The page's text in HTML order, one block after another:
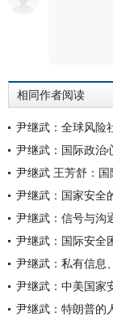
相同作者阅读
尹继武：全球风险
尹继武：国际政治
尹继武 王芳舒：
尹继武：国家安全
尹继武：信号与沟
尹继武：国际安全
尹继武：私有信息
尹继武：中美国家
尹继武：特朗普的